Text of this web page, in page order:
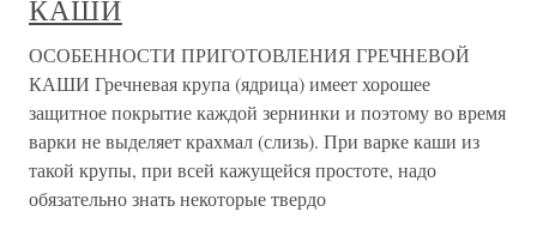
КАШИ
ОСОБЕННОСТИ ПРИГОТОВЛЕНИЯ ГРЕЧНЕВОЙ
КАШИ Гречневая крупа (ядрица) имеет хорошее
защитное покрытие каждой зернинки и поэтому во время
варки не выделяет крахмал (слизь). При варке каши из
такой крупы, при всей кажущейся простоте, надо
обязательно знать некоторые твердо